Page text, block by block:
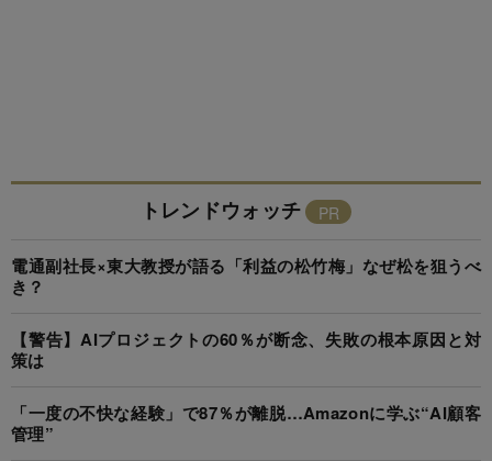
トレンドウォッチ
電通副社長×東大教授が語る「利益の松竹梅」なぜ松を狙うべ
き？
【警告】AIプロジェクトの60％が断念、失敗の根本原因と対
策は
「一度の不快な経験」で87％が離脱…Amazonに学ぶ“AI顧客
管理”